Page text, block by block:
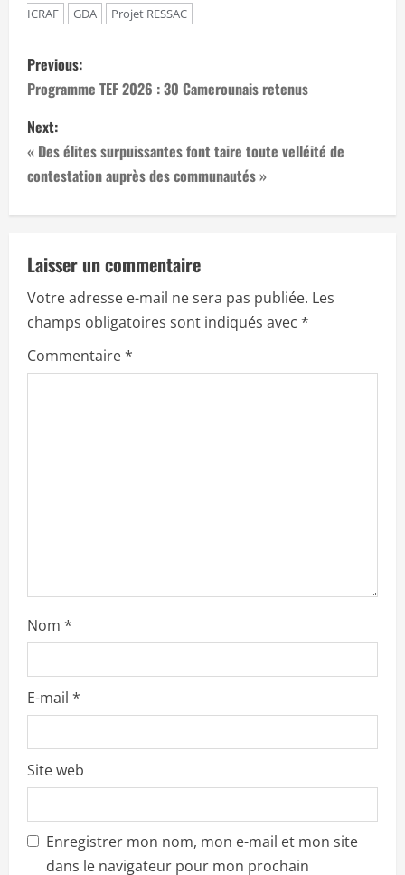
ICRAF
GDA Projet RESSAC
P
o
s
t
n
a
v
i
g
Previous:
Programme TEF 2026 : 30 Camerounais retenus
Next:
« Des élites surpuissantes font taire toute velléité de
contestation auprès des communautés »
Laisser un commentaire
Votre adresse e-mail ne sera pas publiée. Les
champs obligatoires sont indiqués avec *
Commentaire*
Nom *
E-mail *
Site web
Enregistrer mon nom, mon e-mail et mon site
dans le navigateur pour mon prochain